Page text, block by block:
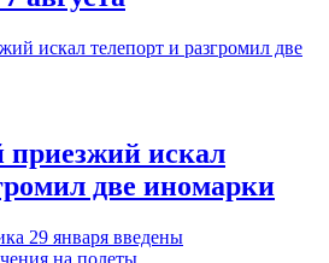
искал
две иномарки